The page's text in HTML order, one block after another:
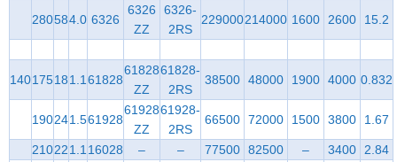
280584.0 6326
6326
ZZ
6326-
2RS
229000214000 1600 2600 15.2
140175181.161828
61828
ZZ
61828-
2RS
38500 48000 1900 4000 0.832
190241.561928
61928
ZZ
61928-
2RS
66500 72000 1500 3800 1.67
210221.116028 – – 77500 82500 – 3400 2.84